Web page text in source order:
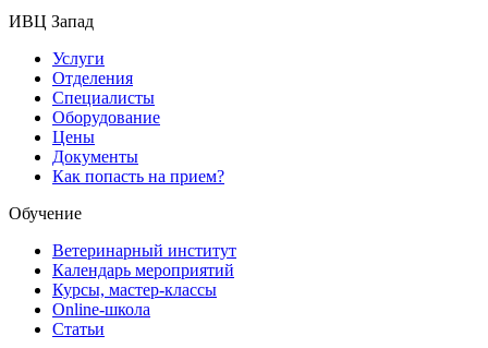
ИВЦ Запад
Услуги
Отделения
Специалисты
Оборудование
Цены
Документы
Как попасть на прием?
Обучение
Ветеринарный институт
Календарь мероприятий
Курсы, мастер-классы
Online-школа
Статьи